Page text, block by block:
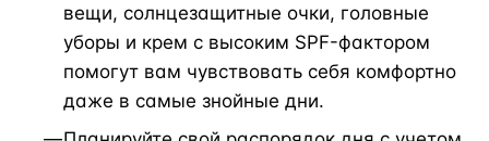
вещи, солнцезащитные очки, головные
уборы и крем с высоким SPF-фактором
помогут вам чувствовать себя комфортно
даже в самые знойные дни.